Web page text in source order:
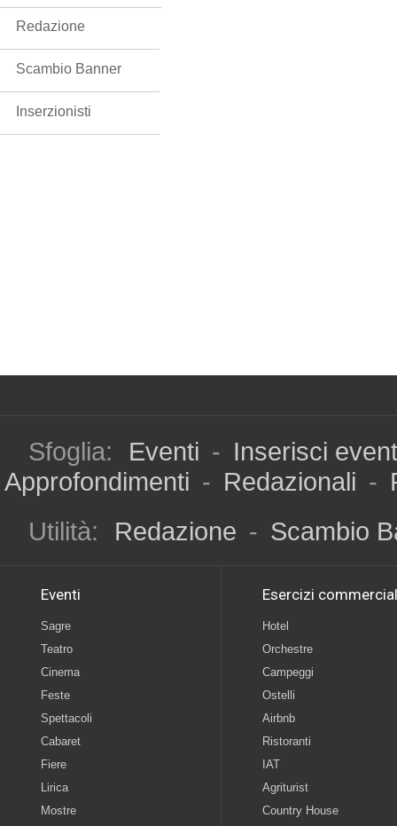
Redazione
Scambio Banner
Inserzionisti
Sfoglia: Eventi - Inserisci
Approfondimenti - Redazionali -
Utilità:
Redazione - Scambio
Eventi
Sagre
Teatro
Cinema
Feste
Spettacoli
Cabaret
Fiere
Lirica
Mostre
Esercizi
Hotel
Orchestre
Campeggi
Ostelli
Airbnb
Ristoranti
IAT
Agriturist
Country House